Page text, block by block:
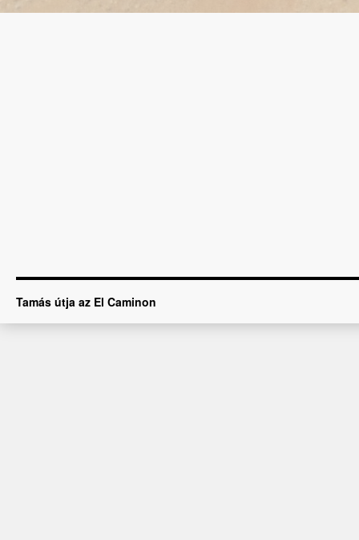
Tamás útja az El Caminon